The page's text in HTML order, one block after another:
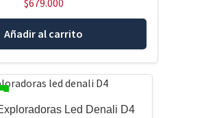
Añadir al carrito
Led Denali D4